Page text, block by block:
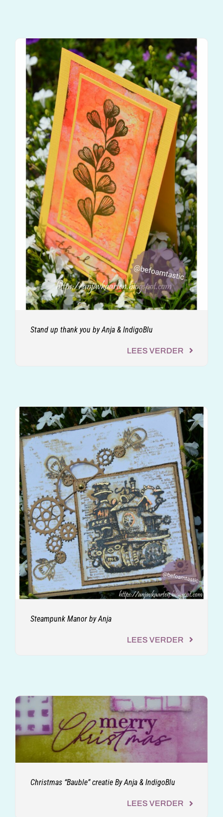
Stand up thank you by Anja & IndigoBlu
LEES VERDER
Steampunk Manor by Anja
LEES VERDER
Christmas “Bauble” creatie By Anja & IndigoBlu
LEES VERDER